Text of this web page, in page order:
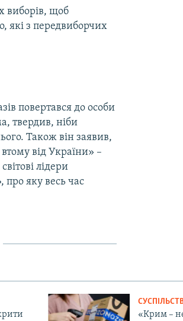
виборів, щоб
які з передвиборчих
повертався до особи
твердив, ніби
Також він заявив,
від України» –
лідери
про яку весь час
«Крим –